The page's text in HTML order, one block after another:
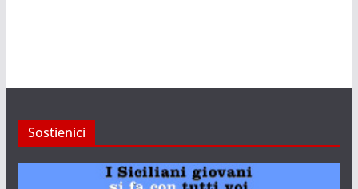
Sostienici